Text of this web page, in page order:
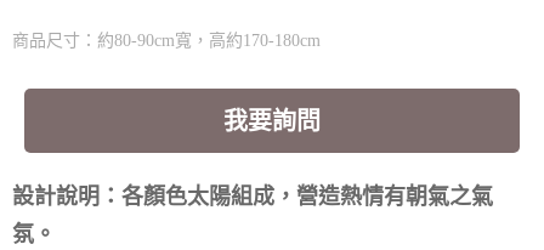
商品尺寸：約80-90cm寬，高約170-180cm
我要詢問
設計說明：各顏色太陽組成，營造熱情有朝氣之氣
氛。